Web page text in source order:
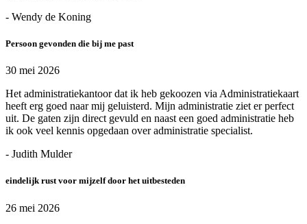
- Wendy de Koning
Persoon gevonden die bij me past
30 mei 2026
Het administratiekantoor dat ik heb gekoozen via Administratiekaart
heeft erg goed naar mij geluisterd. Mijn administratie ziet er perfect
uit. De gaten zijn direct gevuld en naast een goed administratie heb
ik ook veel kennis opgedaan over administratie specialist.
- Judith Mulder
eindelijk rust voor mijzelf door het uitbesteden
26 mei 2026